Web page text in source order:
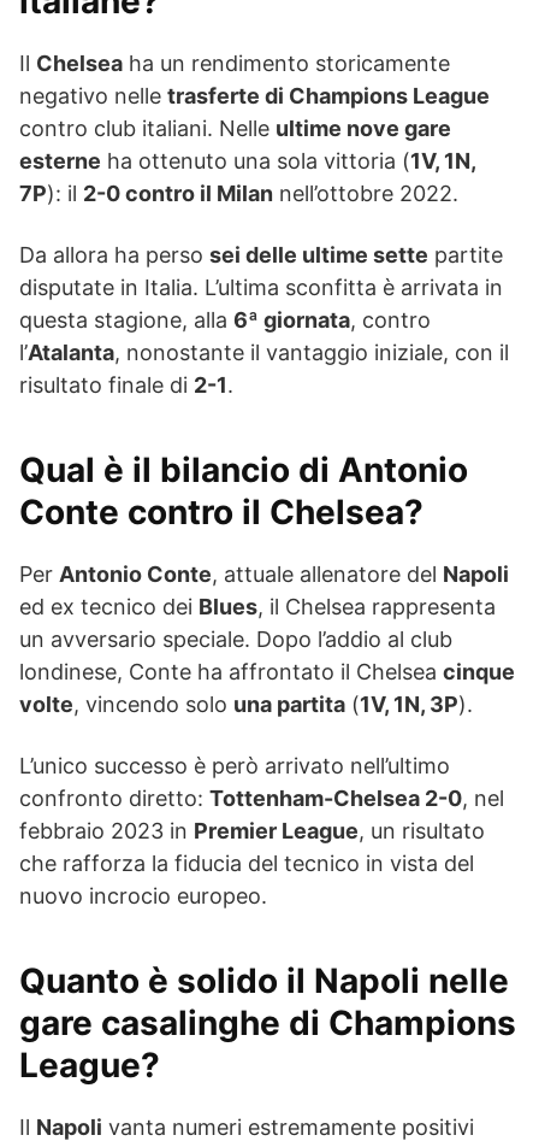
Il Chelsea ha un rendimento storicamente
negativo nelle trasferte di Champions League
contro club italiani. Nelle ultime nove gare
esterne ha ottenuto una sola vittoria (1V, 1N,
7P): il 2-0 contro il Milan nell’ottobre 2022.
Da allora ha perso sei delle ultime sette partite
disputate in Italia. L’ultima sconfitta è arrivata in
questa stagione, alla 6ª giornata, contro
l’Atalanta, nonostante il vantaggio iniziale, con il
risultato finale di 2-1.
Qual è il bilancio di Antonio
Conte contro il Chelsea?
Per Antonio Conte, attuale allenatore del Napoli
ed ex tecnico dei Blues, il Chelsea rappresenta
un avversario speciale. Dopo l’addio al club
londinese, Conte ha affrontato il Chelsea cinque
volte, vincendo solo una partita (1V, 1N, 3P).
L’unico successo è però arrivato nell’ultimo
confronto diretto: Tottenham-Chelsea 2-0, nel
febbraio 2023 in Premier League, un risultato
che rafforza la fiducia del tecnico in vista del
nuovo incrocio europeo.
Quanto è solido il Napoli nelle
gare casalinghe di Champions
League?
Il Napoli vanta numeri estremamente positivi